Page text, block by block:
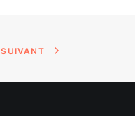
SUIVANT